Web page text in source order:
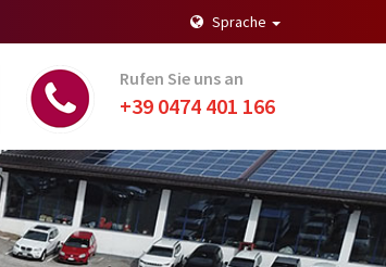
Sprache
Rufen Sie uns an
+39 0474 401 166